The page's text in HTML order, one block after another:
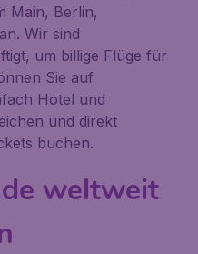
Main, Berlin,
Wir sind
um billige Flüge für
Sie auf
Hotel und
und direkt
buchen.
weltweit